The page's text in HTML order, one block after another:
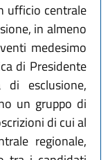
ufficio centrale
in almeno
medesimo
di Presidente
esclusione,
un gruppo di
di cui al
regionale,